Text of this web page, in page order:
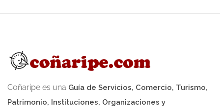
Coñaripe es una Guía de Servicios, Comercio, Turismo,
Patrimonio, Instituciones, Organizaciones y